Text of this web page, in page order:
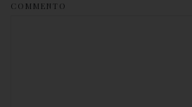
COMMENTO